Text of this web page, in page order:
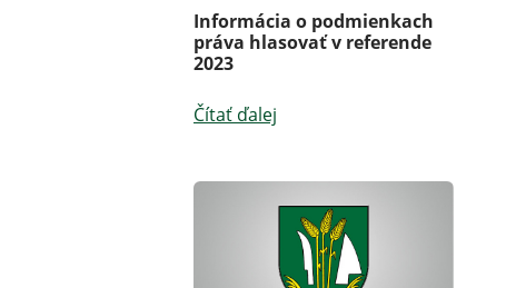
Informácia o podmienkach
práva hlasovať v referende
2023
Čítať ďalej